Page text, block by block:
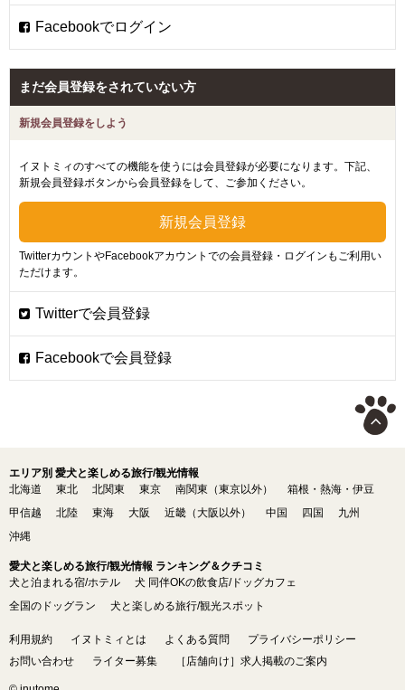
まだ会員登録をされていない方
新規会員登録をしよう
イヌトミィのすべての機能を使うには会員登録が必要になります。下記、
新規会員登録ボタンから会員登録をして、ご参加ください。
TwitterカウントやFacebookアカウントでの会員登録・ログインもご利用い
ただけます。
エリア別 愛犬と楽しめる旅行/観光情報
北海道
東北 北関東 東京 南関東（東京以外）
箱根・熱海・伊豆
甲信越
北陸 東海 大阪 近畿（大阪以外） 中国 四国
九州
沖縄
愛犬と楽しめる旅行/観光情報 ランキング＆クチコミ
犬と泊まれる宿/ホテル
犬 同伴OKの飲食店/ドッグカフェ
全国のドッグラン
犬と楽しめる旅行/観光スポット
利用規約 イヌトミィとは よくある質問
プライバシーポリシー
お問い合わせ
ライター募集 ［店舗向け］求人掲載のご案内